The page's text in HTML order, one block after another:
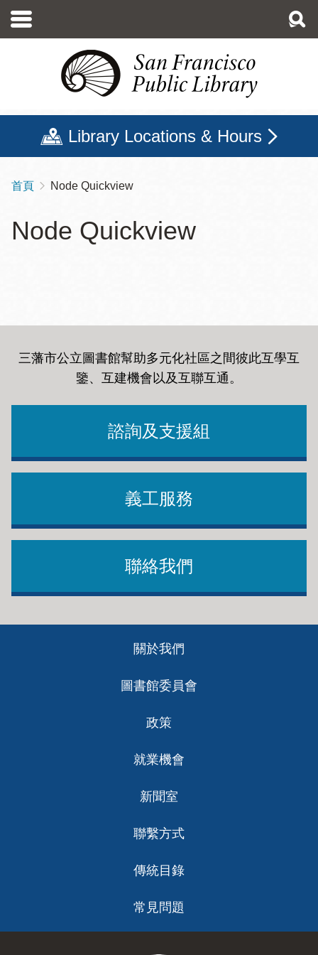
至
Library Locations & Hours
導
連
首頁 Node Quickview
Node Quickview
三藩市公立圖書館幫助多元化社區之間彼此互學互
鑒、互建機會以及互聯互通。
諮詢及支援組
義工服務
聯絡我們
關於我們
圖書館委員會
政策
就業機會
新聞室
聯繫方式
傳統目錄
常見問題